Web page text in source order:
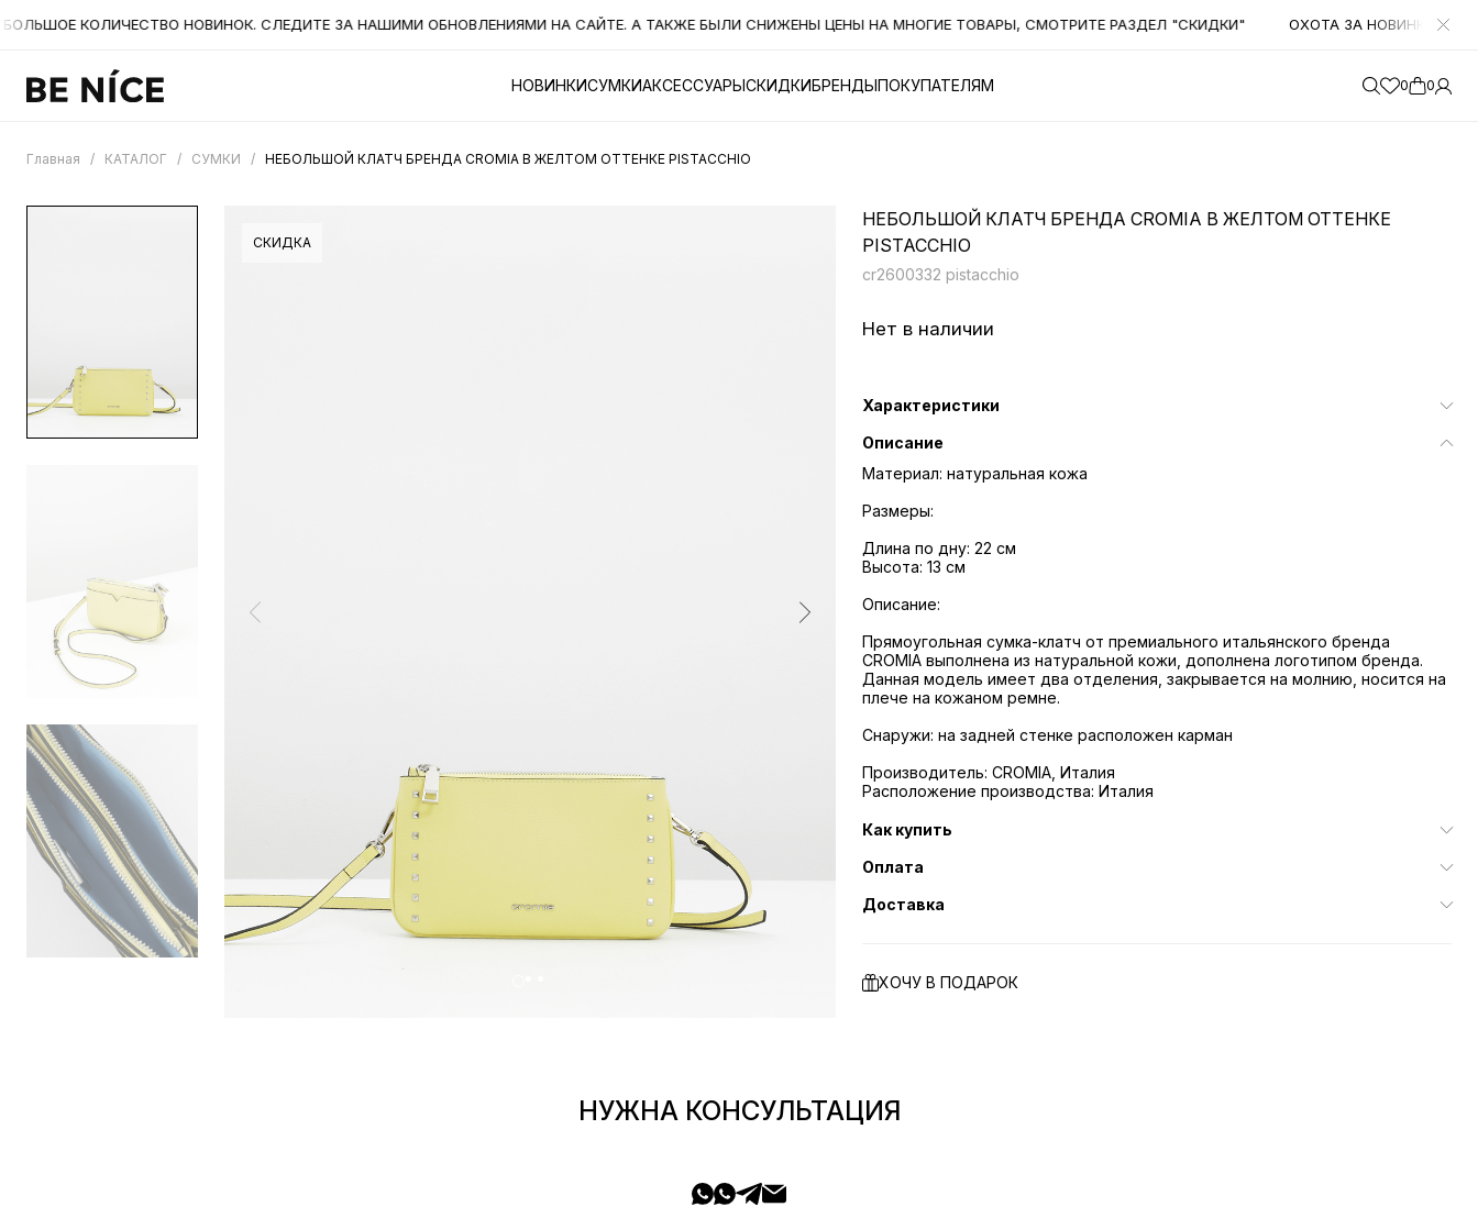
КОЛИЧЕСТВО НОВИНОК. СЛЕДИТЕ ЗА НАШИМИ ОБНОВЛЕНИЯМИ НА САЙТЕ. А ТАКЖЕ БЫЛИ СНИЖЕНЫ ЦЕНЫ НА МНОГИЕ ТОВАРЫ, СМОТРИТЕ РАЗДЕЛ "СКИДКИ" ОХОТА ЗА НОВИНКАМИ!
НОВИНКИСУМКИАКСЕССУАРЫСКИДКИБРЕНДЫПОКУПАТЕЛЯМ 0 0
Главная / КАТАЛОГ / СУМКИ / НЕБОЛЬШОЙ КЛАТЧ БРЕНДА CROMIA В ЖЕЛТОМ ОТТЕНКЕ PISTACCHIO
СКИДКА
НЕБОЛЬШОЙ КЛАТЧ БРЕНДА CROMIA В ЖЕЛТОМ ОТТЕНКЕ
PISTACCHIO
cr2600332 pistacchio
Нет в наличии
Характеристики
Описание
Материал: натуральная кожа
Размеры:
Длина по дну: 22 см
Высота: 13 см
Описание:
Прямоугольная сумка-клатч от премиального итальянского бренда
CROMIA выполнена из натуральной кожи, дополнена логотипом бренда.
Данная модель имеет два отделения, закрывается на молнию, носится на
плече на кожаном ремне.
​Снаружи: на задней стенке расположен карман
Производитель: CROMIA, Италия
Расположение производства: Италия
Как купить
Оплата
Доставка
ХОЧУ В ПОДАРОК
НУЖНА КОНСУЛЬТАЦИЯ